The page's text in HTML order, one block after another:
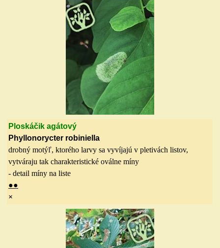
Ploskáčik agátový
Phyllonorycter robiniella
drobný motýľ, ktorého larvy sa vyvíjajú v pletivách listov,
vytváraju tak charakteristické oválne míny
- detail míny na liste
●●
×